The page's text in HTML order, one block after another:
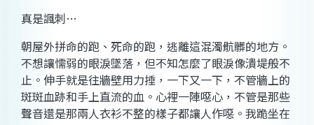
真是諷刺…
朝屋外拼命的跑、死命的跑，逃離這混濁骯髒的地方。
不想讓懦弱的眼淚墜落，但不知怎麼了眼淚像潰堤般不
止。伸手就是往牆壁用力捶，一下又一下，不管牆上的
斑斑血跡和手上直流的血。心裡一陣噁心，不管是那些
聲音還是那兩人衣衫不整的樣子都讓人作噁。我跪坐在